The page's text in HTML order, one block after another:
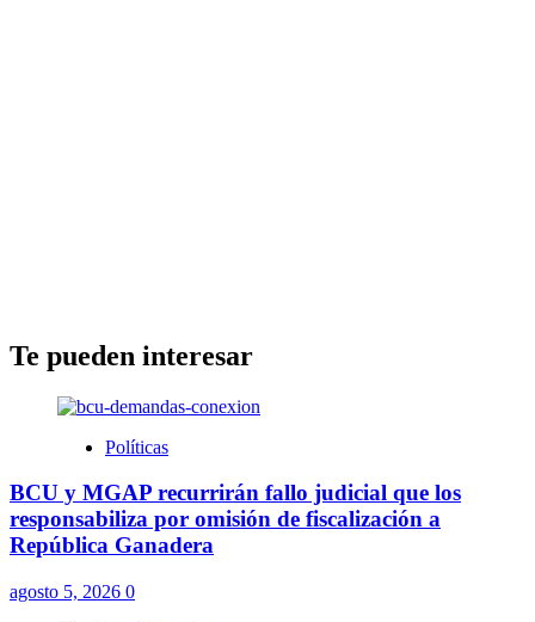
Te pueden interesar
Políticas
BCU y MGAP recurrirán fallo judicial que los
responsabiliza por omisión de fiscalización a
República Ganadera
agosto 5, 2026 0